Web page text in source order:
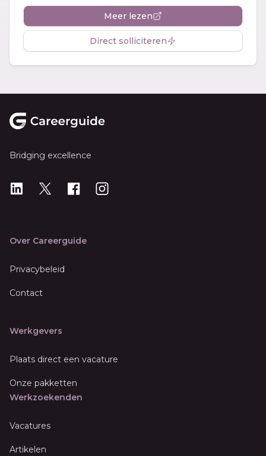
Meer lezen
Direct solliciteren
Bridging excellence
LinkedIn
X Instagram
Over Careerguide
Privacybeleid
Contact
Werkgevers
Plaats direct een vacature
Onze pakketten
Werkzoekenden
Vacatures
Artikelen